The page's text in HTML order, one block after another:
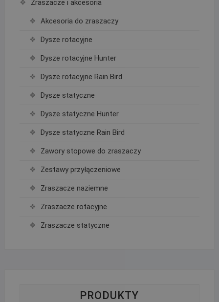
Zraszacze i akcesoria
Akcesoria do zraszaczy
Dysze rotacyjne
Dysze rotacyjne Hunter
Dysze rotacyjne Rain Bird
Dysze statyczne
Dysze statyczne Hunter
Dysze statyczne Rain Bird
Zawory stopowe do zraszaczy
Zestawy przyłączeniowe
Zraszacze naziemne
Zraszacze rotacyjne
Zraszacze statyczne
PRODUKTY